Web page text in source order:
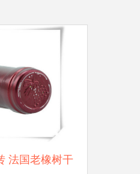
法国老橡树干